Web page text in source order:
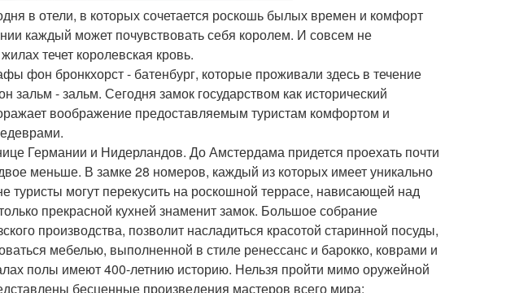
в отели, в которых сочетается роскошь былых времен и комфорт
каждый может почувствовать себя королем. И совсем не
течет королевская кровь.
фон бронкхорст - батенбург, которые проживали здесь в течение
зальм - зальм. Сегодня замок государством как исторический
воображение предоставляемым туристам комфортом и
Германии и Нидерландов. До Амстердама придется проехать почти
меньше. В замке 28 номеров, каждый из которых имеет уникально
могут перекусить на роскошной террасе, нависающей над
прекрасной кухней знаменит замок. Большое собрание
производства, позволит насладиться красотой старинной посуды,
мебелью, выполненной в стиле ренессанс и барокко, коврами и
полы имеют 400-летнию историю. Нельзя пройти мимо оружейной
бесценные произведения мастеров всего мира: